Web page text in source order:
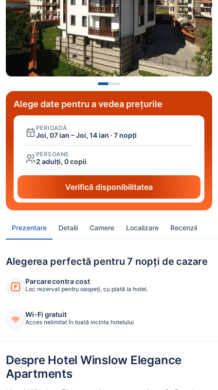
Alege date pentru a vedea prețurile
PERIOADĂ
Joi, 07 ian – Joi, 14 ian · 7 nopți
PERSOANE
2 adulți, 0 copii
Verifică disponibilitatea
Prezentare Detalii Camere Localizare Recenzii
Alegerea perfectă pentru 7 nopți de cazare
Parcare contra cost
Loc rezervat pentru oaspeți, cu plată la hotel.
Wi-Fi gratuit
Acces nelimitat în toată incinta hotelului
Despre Hotel Winslow Elegance
Apartments